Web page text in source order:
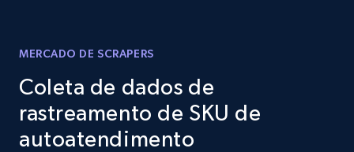
MERCADO DE SCRAPERS
Coleta de dados de
rastreamento de SKU de
autoatendimento